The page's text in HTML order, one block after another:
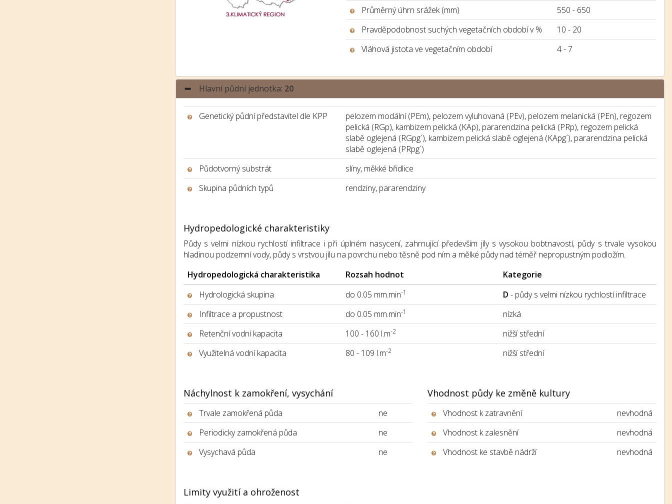
Průměrný úhrn srážek (mm)
550 - 650
Pravděpodobnost suchých vegetačních období v %
10 - 20
Vláhová jistota ve vegetačním období
4 - 7
Hlavní půdní jednotka: 20
Genetický půdní představitel dle KPP
pelozem modální (PEm), pelozem vyluhovaná (PEv), pelozem melanická (PEn), regozem
pelická (RGp), kambizem pelická (KAp), pararendzina pelická (PRp), regozem pelická
slabě oglejená (RGpg´), kambizem pelická slabě oglejená (KApg´), pararendzina pelická
slabě oglejená (PRpg´)
Půdotvorný substrát
slíny, měkké břidlice
Skupina půdních typů
rendziny, pararendziny
Hydropedologické charakteristiky
Půdy s velmi nízkou rychlostí infiltrace i při úplném nasycení, zahrnující především jíly s vysokou bobtnavostí, půdy s trvale vysokou
hladinou podzemní vody, půdy s vrstvou jílu na povrchu nebo těsně pod ním a mělké půdy nad téměř nepropustným podložím.
Hydropedologická charakteristika
Rozsah hodnot
Kategorie
Hydrologická skupina
do 0.05 mm.min-1 D - půdy s velmi nízkou rychlostí infiltrace
Infiltrace a propustnost
do 0.05 mm.min-1
nízká
Retenční vodní kapacita
100 - 160 l.m-2
nižší střední
Využitelná vodní kapacita
80 - 109 l.m-2 nižší střední
Náchylnost k zamokření, vysychání
Trvale zamokřená půda
ne
Periodicky zamokřená půda
ne
Vysychavá půda
ne
Vhodnost půdy ke změně kultury
Vhodnost k zatravnění
nevhodná
Vhodnost k zalesnění
nevhodná
Vhodnost ke stavbě nádrží
nevhodná
Limity využití a ohroženost